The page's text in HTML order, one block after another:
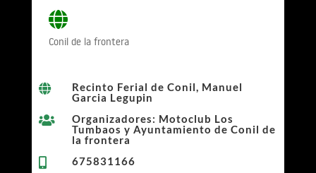
Conil de la frontera

Recinto Ferial de Conil, Manuel
Garcia Legupin

Organizadores: Motoclub Los
Tumbaos y Ayuntamiento de Conil de
la frontera

675831166